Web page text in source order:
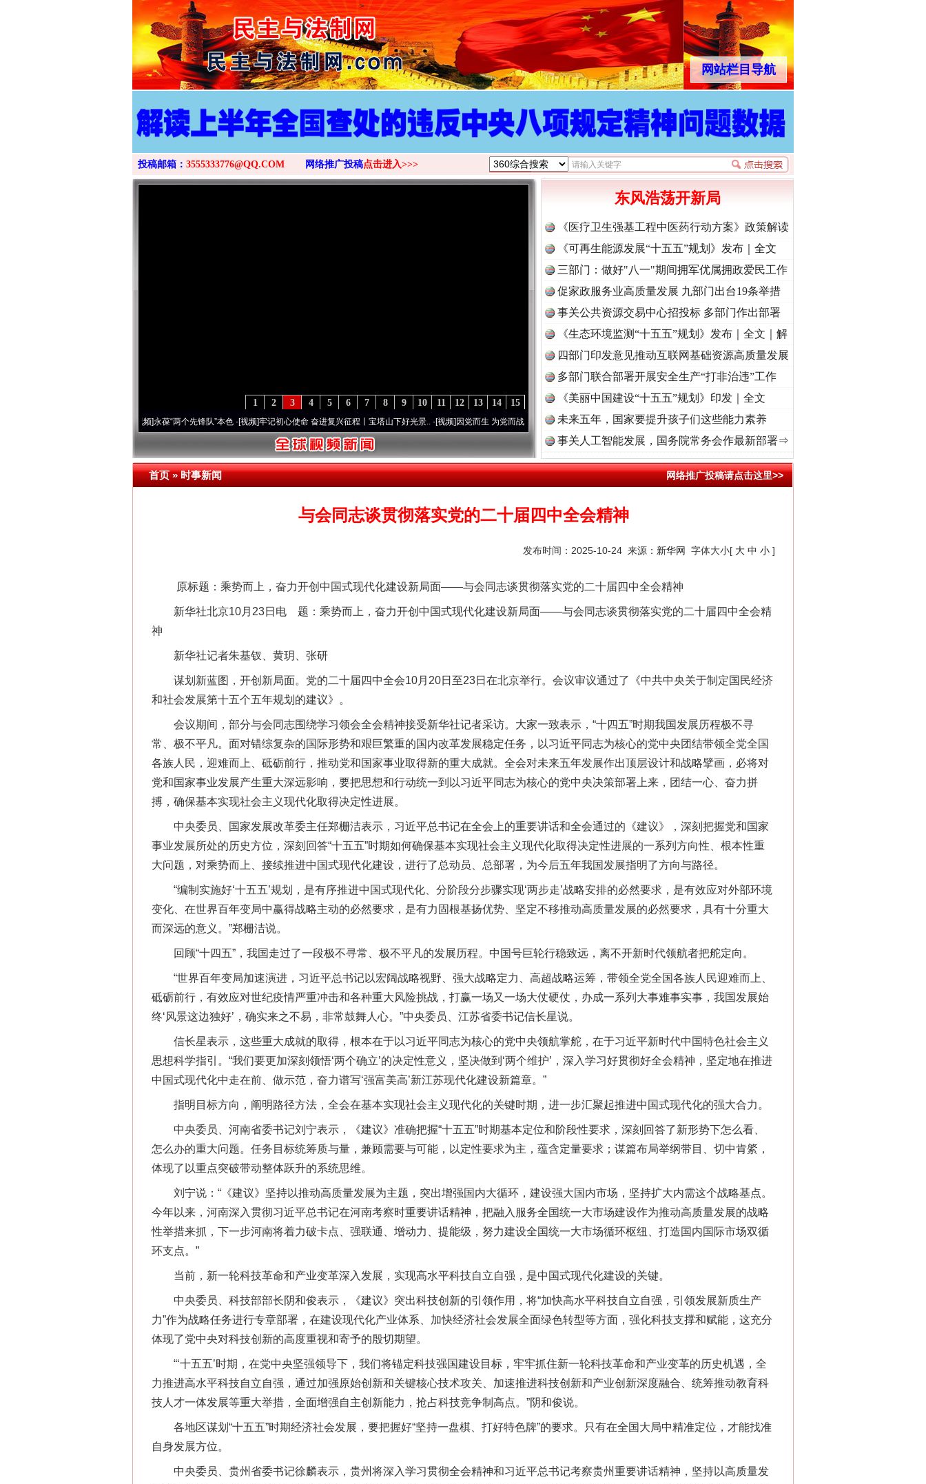
>
网站栏目导航
投稿邮箱： 3555333776@QQ.COM 网络推广投稿点击进入>>>
15
14
13
12
11
10
9
8
7
6
5
4
3
2
1
永葆“两个先锋队”本色·[视频]牢记初心使命 奋进复兴征程丨宝塔山下好光景..·[视频]因党而生 为党而战——百年“纪”事⑧加强纪律..·[视频] 牢记初心使命 奋进复兴征程丨“转折之城”激荡..
东风浩荡开新局
《医疗卫生强基工程中医药行动方案》政策解读
《可再生能源发展“十五五”规划》发布｜全文
三部门：做好"八一"期间拥军优属拥政爱民工作
促家政服务业高质量发展 九部门出台19条举措
事关公共资源交易中心招投标 多部门作出部署
《生态环境监测“十五五”规划》发布｜全文｜解
读
四部门印发意见推动互联网基础资源高质量发展
多部门联合部署开展安全生产“打非治违”工作
《美丽中国建设“十五五”规划》印发｜全文
未来五年，国家要提升孩子们这些能力素养
事关人工智能发展，国务院常务会作最新部署⇒
首页»时事新闻 网络推广投稿请点击这里>>
与会同志谈贯彻落实党的二十届四中全会精神
发布时间：2025-10-24 来源： 新华网 字体大小[ 大 中 小 ]
原标题：乘势而上，奋力开创中国式现代化建设新局面——与会同志谈贯彻落实党的二十届四中全会精神
新华社北京10月23日电 题：乘势而上，奋力开创中国式现代化建设新局面——与会同志谈贯彻落实党的二十届四中全会精
神
新华社记者朱基钗、黄玥、张研
谋划新蓝图，开创新局面。党的二十届四中全会10月20日至23日在北京举行。会议审议通过了《中共中央关于制定国民经济
和社会发展第十五个五年规划的建议》。
会议期间，部分与会同志围绕学习领会全会精神接受新华社记者采访。大家一致表示，“十四五”时期我国发展历程极不寻
常、极不平凡。面对错综复杂的国际形势和艰巨繁重的国内改革发展稳定任务，以习近平同志为核心的党中央团结带领全党全国
各族人民，迎难而上、砥砺前行，推动党和国家事业取得新的重大成就。全会对未来五年发展作出顶层设计和战略擘画，必将对
党和国家事业发展产生重大深远影响，要把思想和行动统一到以习近平同志为核心的党中央决策部署上来，团结一心、奋力拼
搏，确保基本实现社会主义现代化取得决定性进展。
中央委员、国家发展改革委主任郑栅洁表示，习近平总书记在全会上的重要讲话和全会通过的《建议》，深刻把握党和国家
事业发展所处的历史方位，深刻回答“十五五”时期如何确保基本实现社会主义现代化取得决定性进展的一系列方向性、根本性重
大问题，对乘势而上、接续推进中国式现代化建设，进行了总动员、总部署，为今后五年我国发展指明了方向与路径。
“编制实施好‘十五五’规划，是有序推进中国式现代化、分阶段分步骤实现‘两步走’战略安排的必然要求，是有效应对外部环境
变化、在世界百年变局中赢得战略主动的必然要求，是有力固根基扬优势、坚定不移推动高质量发展的必然要求，具有十分重大
而深远的意义。”郑栅洁说。
回顾“十四五”，我国走过了一段极不寻常、极不平凡的发展历程。中国号巨轮行稳致远，离不开新时代领航者把舵定向。
“世界百年变局加速演进，习近平总书记以宏阔战略视野、强大战略定力、高超战略运筹，带领全党全国各族人民迎难而上、
砥砺前行，有效应对世纪疫情严重冲击和各种重大风险挑战，打赢一场又一场大仗硬仗，办成一系列大事难事实事，我国发展始
终‘风景这边独好’，确实来之不易，非常鼓舞人心。”中央委员、江苏省委书记信长星说。
信长星表示，这些重大成就的取得，根本在于以习近平同志为核心的党中央领航掌舵，在于习近平新时代中国特色社会主义
思想科学指引。“我们要更加深刻领悟‘两个确立’的决定性意义，坚决做到‘两个维护’，深入学习好贯彻好全会精神，坚定地在推进
中国式现代化中走在前、做示范，奋力谱写‘强富美高’新江苏现代化建设新篇章。”
指明目标方向，阐明路径方法，全会在基本实现社会主义现代化的关键时期，进一步汇聚起推进中国式现代化的强大合力。
中央委员、河南省委书记刘宁表示，《建议》准确把握“十五五”时期基本定位和阶段性要求，深刻回答了新形势下怎么看、
怎么办的重大问题。任务目标统筹质与量，兼顾需要与可能，以定性要求为主，蕴含定量要求；谋篇布局举纲带目、切中肯綮，
体现了以重点突破带动整体跃升的系统思维。
刘宁说：“《建议》坚持以推动高质量发展为主题，突出增强国内大循环，建设强大国内市场，坚持扩大内需这个战略基点。
今年以来，河南深入贯彻习近平总书记在河南考察时重要讲话精神，把融入服务全国统一大市场建设作为推动高质量发展的战略
性举措来抓，下一步河南将着力破卡点、强联通、增动力、提能级，努力建设全国统一大市场循环枢纽、打造国内国际市场双循
环支点。”
当前，新一轮科技革命和产业变革深入发展，实现高水平科技自立自强，是中国式现代化建设的关键。
中央委员、科技部部长阴和俊表示，《建议》突出科技创新的引领作用，将“加快高水平科技自立自强，引领发展新质生产
力”作为战略任务进行专章部署，在建设现代化产业体系、加快经济社会发展全面绿色转型等方面，强化科技支撑和赋能，这充分
体现了党中央对科技创新的高度重视和寄予的殷切期望。
“‘十五五’时期，在党中央坚强领导下，我们将锚定科技强国建设目标，牢牢抓住新一轮科技革命和产业变革的历史机遇，全
力推进高水平科技自立自强，通过加强原始创新和关键核心技术攻关、加速推进科技创新和产业创新深度融合、统筹推动教育科
技人才一体发展等重大举措，全面增强自主创新能力，抢占科技竞争制高点。”阴和俊说。
各地区谋划“十五五”时期经济社会发展，要把握好“坚持一盘棋、打好特色牌”的要求。只有在全国大局中精准定位，才能找准
自身发展方位。
中央委员、贵州省委书记徐麟表示，贵州将深入学习贯彻全会精神和习近平总书记考察贵州重要讲话精神，坚持以高质量发